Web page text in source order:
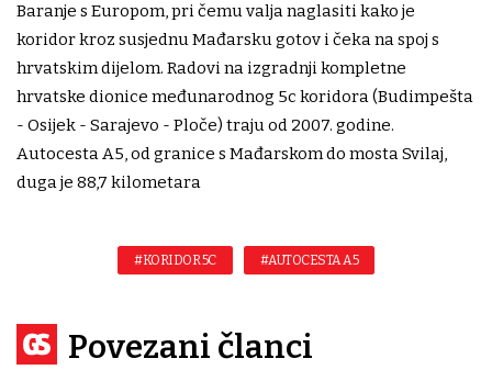
Baranje s Europom, pri čemu valja naglasiti kako je
koridor kroz susjednu Mađarsku gotov i čeka na spoj s
hrvatskim dijelom. Radovi na izgradnji kompletne
hrvatske dionice međunarodnog 5c koridora (Budimpešta
- Osijek - Sarajevo - Ploče) traju od 2007. godine.
Autocesta A5, od granice s Mađarskom do mosta Svilaj,
duga je 88,7 kilometara
#KORIDOR 5C #AUTOCESTA A5
Povezani članci